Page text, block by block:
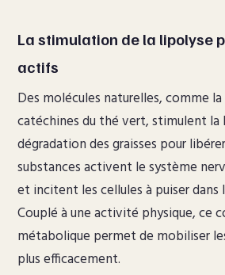
La stimulation de la lipolyse
actifs
Des molécules naturelles, comme
catéchines du thé vert, stimulent la
dégradation des graisses pour
substances activent le système
et incitent les cellules à puiser dans
Couplé à une activité physique, ce
métabolique permet de mobiliser
plus efficacement.